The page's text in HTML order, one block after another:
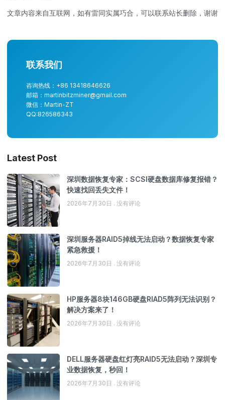
文章内容来自互联网，如有雷同实属巧合，可以联系站长删除，谢谢
联系我们
咨询热线：+86 13418646626
邮箱：martinbitzminer@gmail.com
微信：Martin-ZT
QQ:826586343
Latest Post
深圳数据恢复专家：SCSI硬盘数据库修复报错？
快速找回丢失文件！
2026年7月30日 没有评论
深圳服务器RAID5掉线无法启动？数据恢复专家
紧急救援！
2026年7月30日 没有评论
HP服务器8块146GB硬盘RIAD5阵列无法识别？
解决方案来了！
2026年7月30日 没有评论
DELL服务器硬盘红灯亮RAID5无法启动？深圳专
业数据恢复，秒回！
2026年7月30日 没有评论